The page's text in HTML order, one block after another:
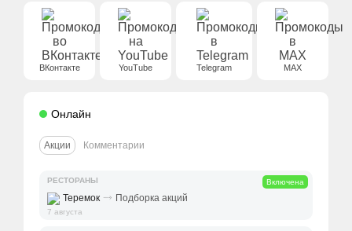
ВКонтакте YouTube Telegram MAX
Онлайн
Акции Комментарии
РЕСТОРАНЫ Включена
Теремок ⤑ Подборка акций
7 августа